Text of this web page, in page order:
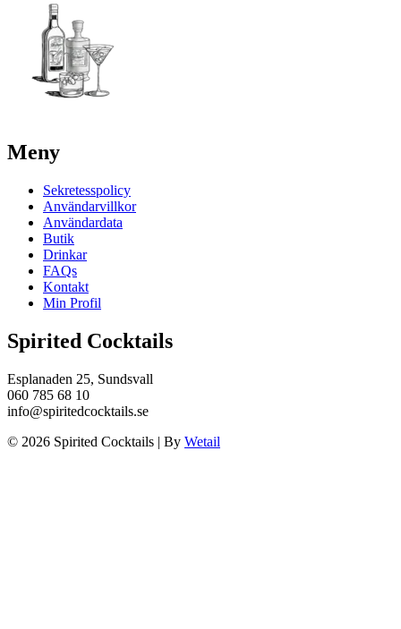
Meny
Sekretesspolicy
Användarvillkor
Användardata
Butik
Drinkar
FAQs
Kontakt
Min Profil
Spirited Cocktails
Esplanaden 25, Sundsvall
060 785 68 10
info@spiritedcocktails.se
© 2026 Spirited Cocktails | By Wetail